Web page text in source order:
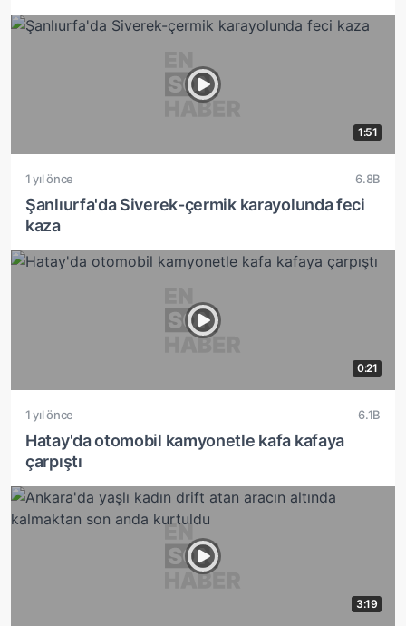
1:51
1 yıl önce 6.8B
Şanlıurfa'da Siverek-çermik karayolunda feci
kaza
0:21
1 yıl önce 6.1B
Hatay'da otomobil kamyonetle kafa kafaya
çarpıştı
3:19